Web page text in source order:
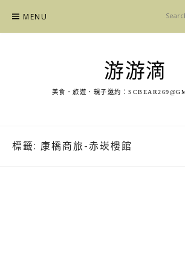
content
MENU
游游滴
美食．旅遊．親子邀約：
標籤: 康橋商旅-赤崁樓館